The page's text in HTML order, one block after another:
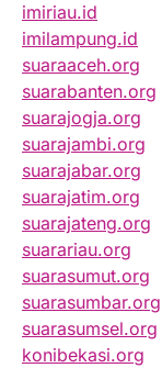
imiriau.id
imilampung.id
suaraaceh.org
suarabanten.org
suarajogja.org
suarajambi.org
suarajabar.org
suarajatim.org
suarajateng.org
suarariau.org
suarasumut.org
suarasumbar.org
suarasumsel.org
konibekasi.org